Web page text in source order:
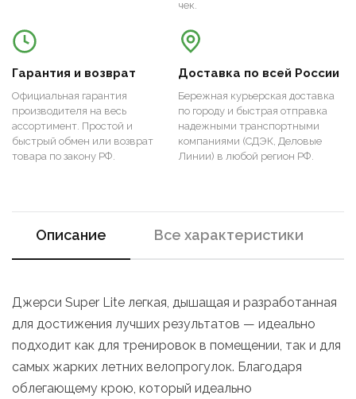
чек.
Гарантия и возврат
Официальная гарантия
производителя на весь
ассортимент. Простой и
быстрый обмен или возврат
товара по закону РФ.
Доставка по всей России
Бережная курьерская доставка
по городу и быстрая отправка
надежными транспортными
компаниями (СДЭК, Деловые
Линии) в любой регион РФ.
Описание Все характеристики
Джерси Super Lite легкая, дышащая и разработанная
для достижения лучших результатов — идеально
подходит как для тренировок в помещении, так и для
самых жарких летних велопрогулок. Благодаря
облегающему крою, который идеально